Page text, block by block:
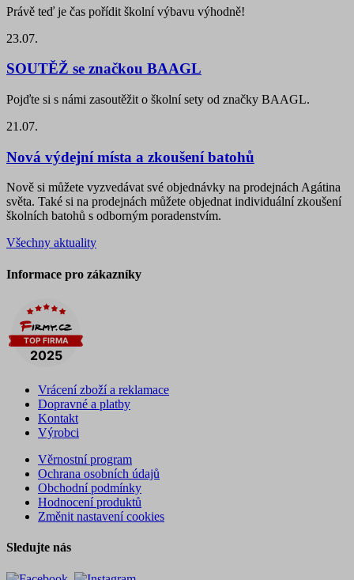
Právě teď je čas pořídit školní výbavu výhodně!
23.07.
SOUTĚŽ se značkou BAAGL
Pojďte si s námi zasoutěžit o školní sety od značky BAAGL.
21.07.
Nová výdejní místa a zkoušení batohů
Nově si můžete vyzvedávat své objednávky na prodejnách Agátina
světa. Také si na prodejnách můžete objednat individuální zkoušení
školních batohů s odborným poradenstvím.
Všechny aktuality
Informace pro zákazníky
Vrácení zboží a reklamace
Dopravné a platby
Kontakt
Výrobci
Věrnostní program
Ochrana osobních údajů
Obchodní podmínky
Hodnocení produktů
Změnit nastavení cookies
Sledujte nás